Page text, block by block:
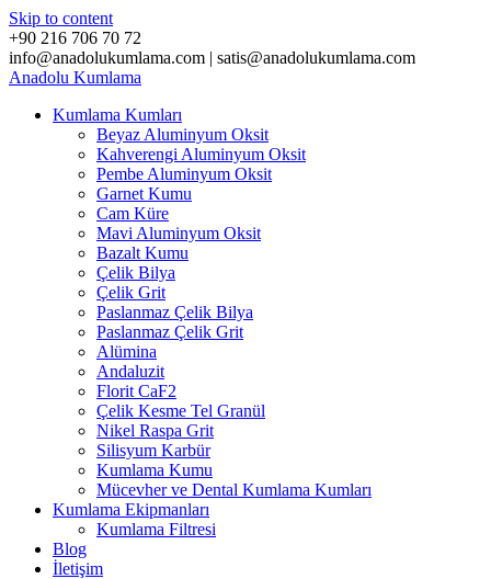
Skip to content
+90 216 706 70 72
info@anadolukumlama.com | satis@anadolukumlama.com
Anadolu Kumlama
Kumlama Kumları
Beyaz Aluminyum Oksit
Kahverengi Aluminyum Oksit
Pembe Aluminyum Oksit
Garnet Kumu
Cam Küre
Mavi Aluminyum Oksit
Bazalt Kumu
Çelik Bilya
Çelik Grit
Paslanmaz Çelik Bilya
Paslanmaz Çelik Grit
Alümina
Andaluzit
Florit CaF2
Çelik Kesme Tel Granül
Nikel Raspa Grit
Silisyum Karbür
Kumlama Kumu
Mücevher ve Dental Kumlama Kumları
Kumlama Ekipmanları
Kumlama Filtresi
Blog
İletişim